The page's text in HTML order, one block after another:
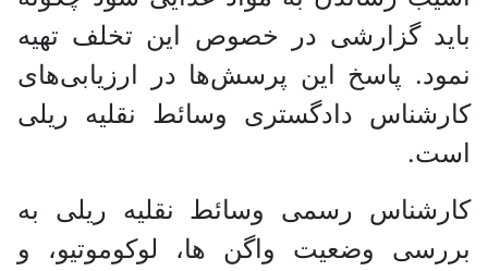
باید گزارشی در خصوص این تخلف تهیه
نمود. پاسخ این پرسش‌ها در ارزیابی‌های
کارشناس دادگستری وسائط نقلیه ریلی
است.
کارشناس رسمی وسائط نقلیه ریلی به
بررسی وضعیت واگن ها، لوکوموتیو، و